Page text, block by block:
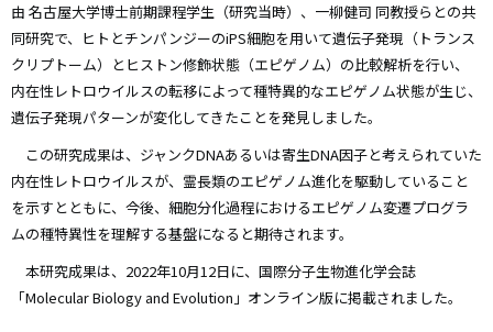
由 名古屋大学博士前期課程学生（研究当時）、一柳健司 同教授らとの共
同研究で、ヒトとチンパンジーのiPS細胞を用いて遺伝子発現（トランス
クリプトーム）とヒストン修飾状態（エピゲノム）の比較解析を行い、
内在性レトロウイルスの転移によって種特異的なエピゲノム状態が生じ、
遺伝子発現パターンが変化してきたことを発見しました。
この研究成果は、ジャンクDNAあるいは寄生DNA因子と考えられていた
内在性レトロウイルスが、霊長類のエピゲノム進化を駆動していること
を示すとともに、今後、細胞分化過程におけるエピゲノム変遷プログラ
ムの種特異性を理解する基盤になると期待されます。
本研究成果は、2022年10月12日に、国際分子生物進化学会誌
「Molecular Biology and Evolution」オンライン版に掲載されました。